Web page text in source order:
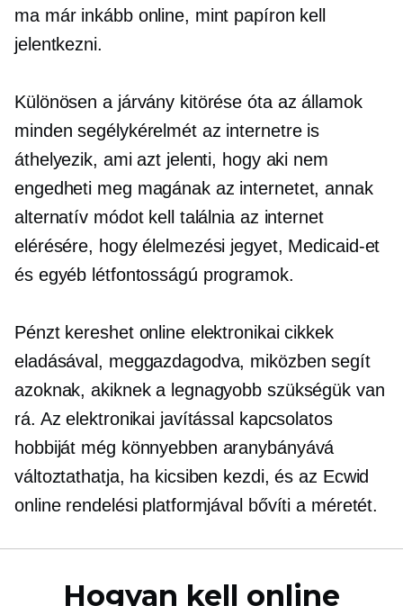
ma már inkább online, mint papíron kell
jelentkezni.
Különösen a járvány kitörése óta az államok
minden segélykérelmét az internetre is
áthelyezik, ami azt jelenti, hogy aki nem
engedheti meg magának az internetet, annak
alternatív módot kell találnia az internet
elérésére, hogy élelmezési jegyet, Medicaid-et
és egyéb létfontosságú programok.
Pénzt kereshet online elektronikai cikkek
eladásával, meggazdagodva, miközben segít
azoknak, akiknek a legnagyobb szükségük van
rá. Az elektronikai javítással kapcsolatos
hobbiját még könnyebben aranybányává
változtathatja, ha kicsiben kezdi, és az Ecwid
online rendelési platformjával bővíti a méretét.
Hogyan kell online